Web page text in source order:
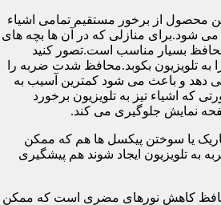
از برخور مستقیم تمامی اشیاء
شود.برای منازلی که در آن ها بچه های
بسیار مناسب است.تصور کنید
تلویزیون بکوبد.محافظ شدت ضربه را
دهد و باعث می شود کمترین آسیب به
که اشیاء تیز به تلویزیون برخورد
نمایش جلوگیری می کند.
یا سوختن پیکسل ها هم که ممکن
به تلویزیون ایجاد شوند هم پیشگیری
کاهش نورهای مضری است که ممکن